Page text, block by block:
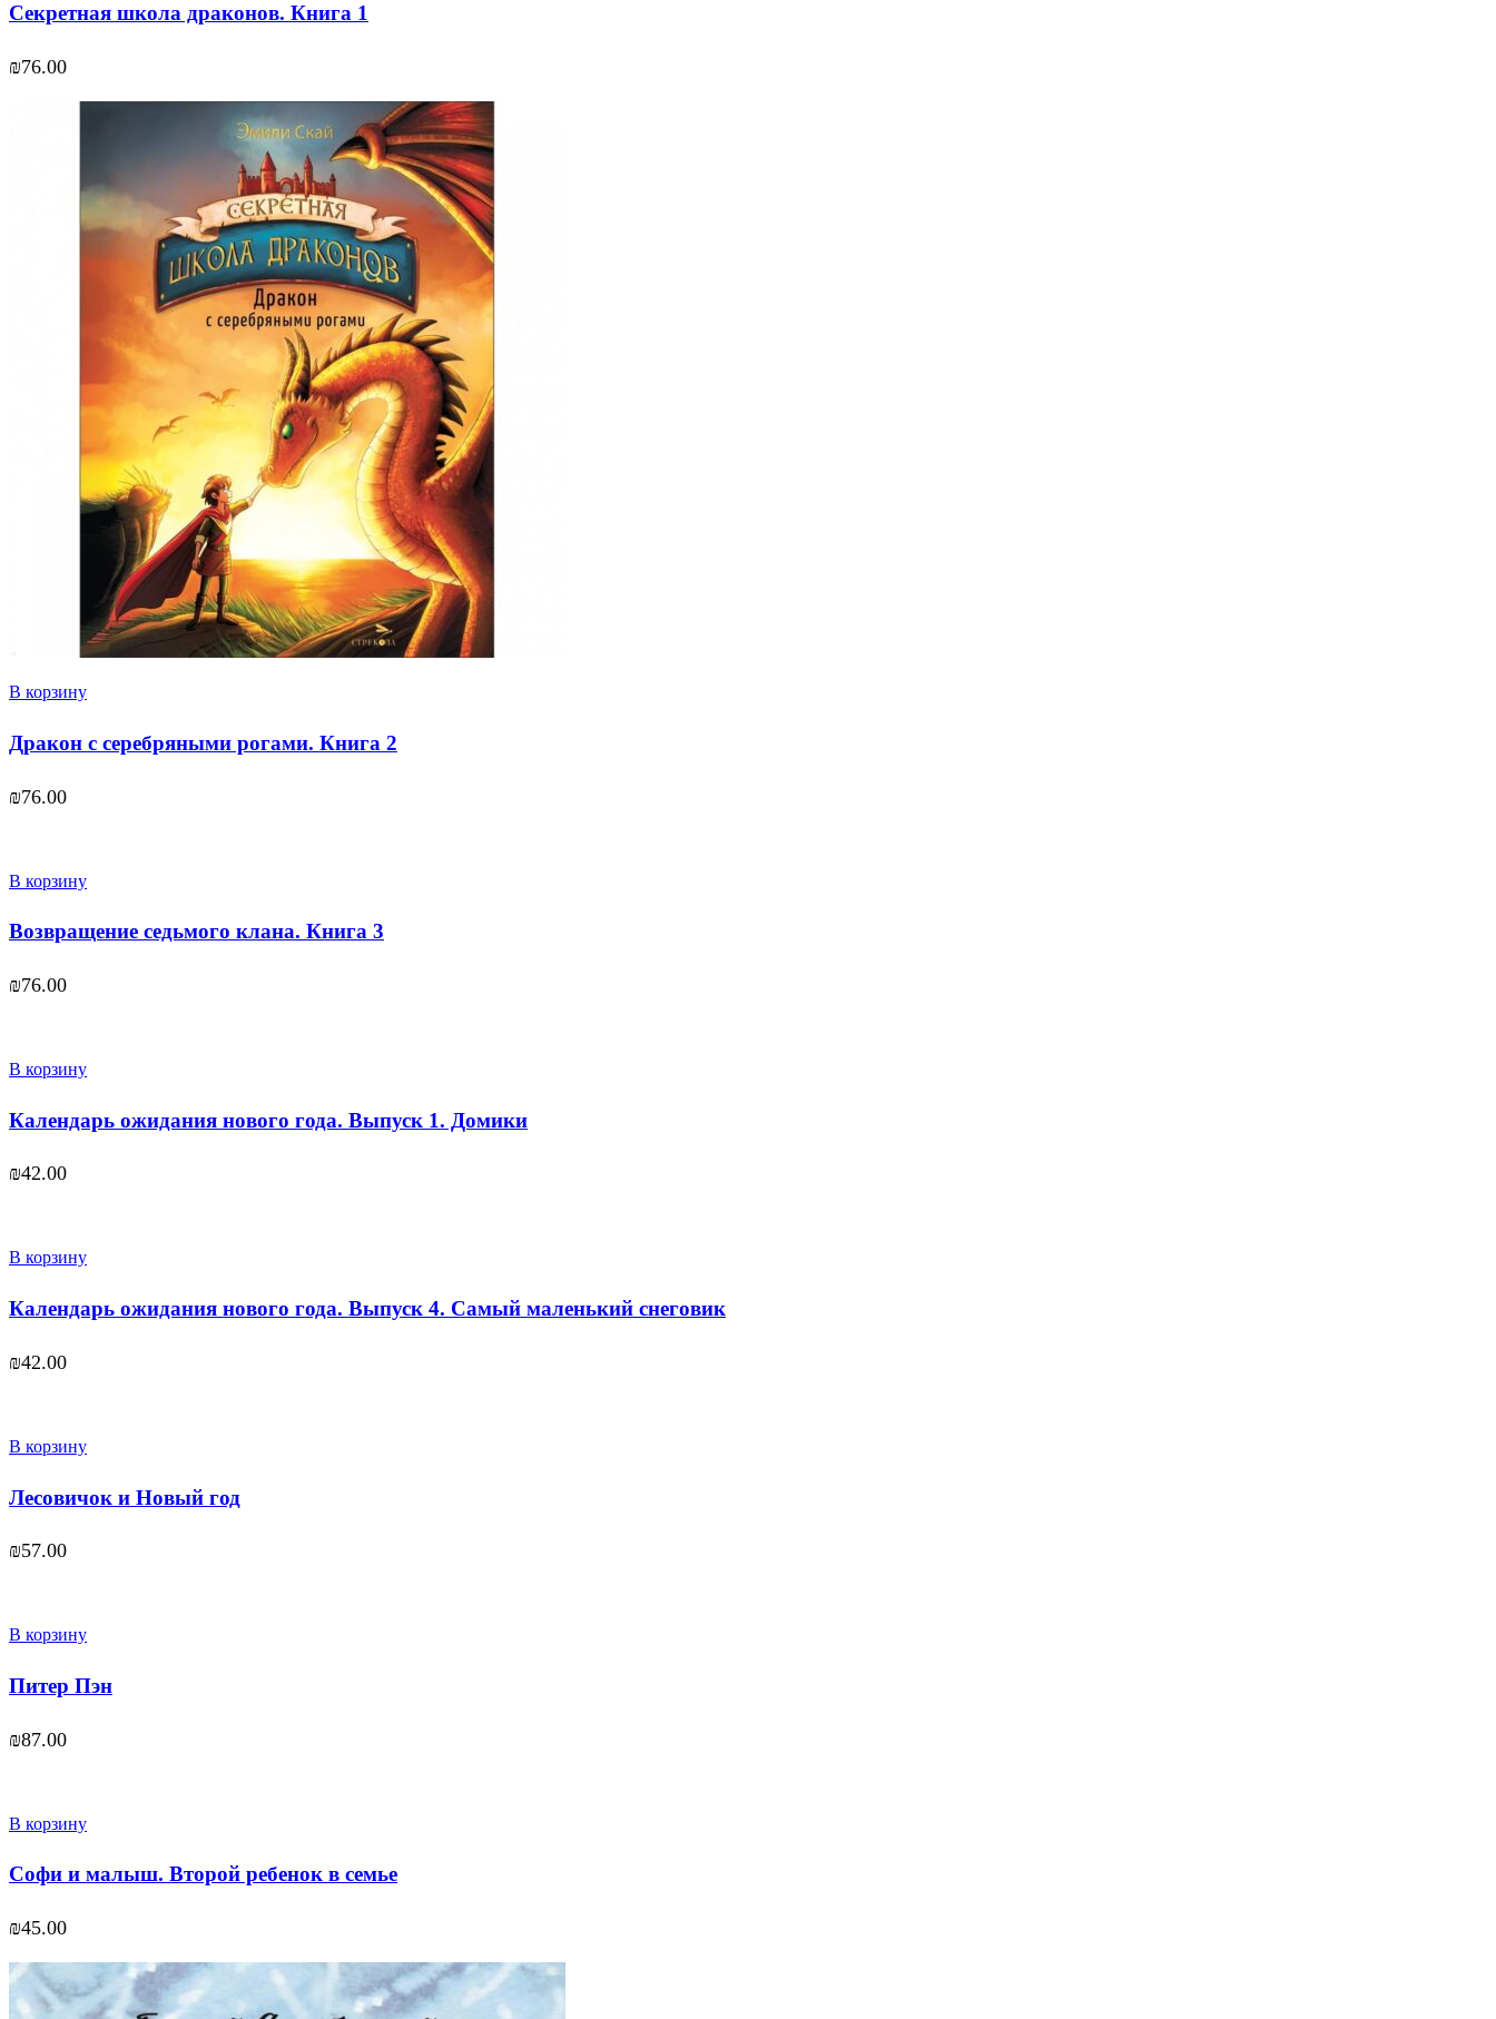
Секретная школа драконов. Книга 1
₪76.00
В корзину
Дракон с серебряными рогами. Книга 2
₪76.00
В корзину
Возвращение седьмого клана. Книга 3
₪76.00
В корзину
Календарь ожидания нового года. Выпуск 1. Домики
₪42.00
В корзину
Календарь ожидания нового года. Выпуск 4. Самый маленький снеговик
₪42.00
В корзину
Лесовичок и Новый год
₪57.00
В корзину
Питер Пэн
₪87.00
В корзину
Софи и малыш. Второй ребенок в семье
₪45.00